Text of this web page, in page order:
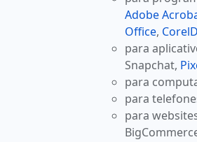
Adobe
Office,
para
Snapchat,
para
para
para